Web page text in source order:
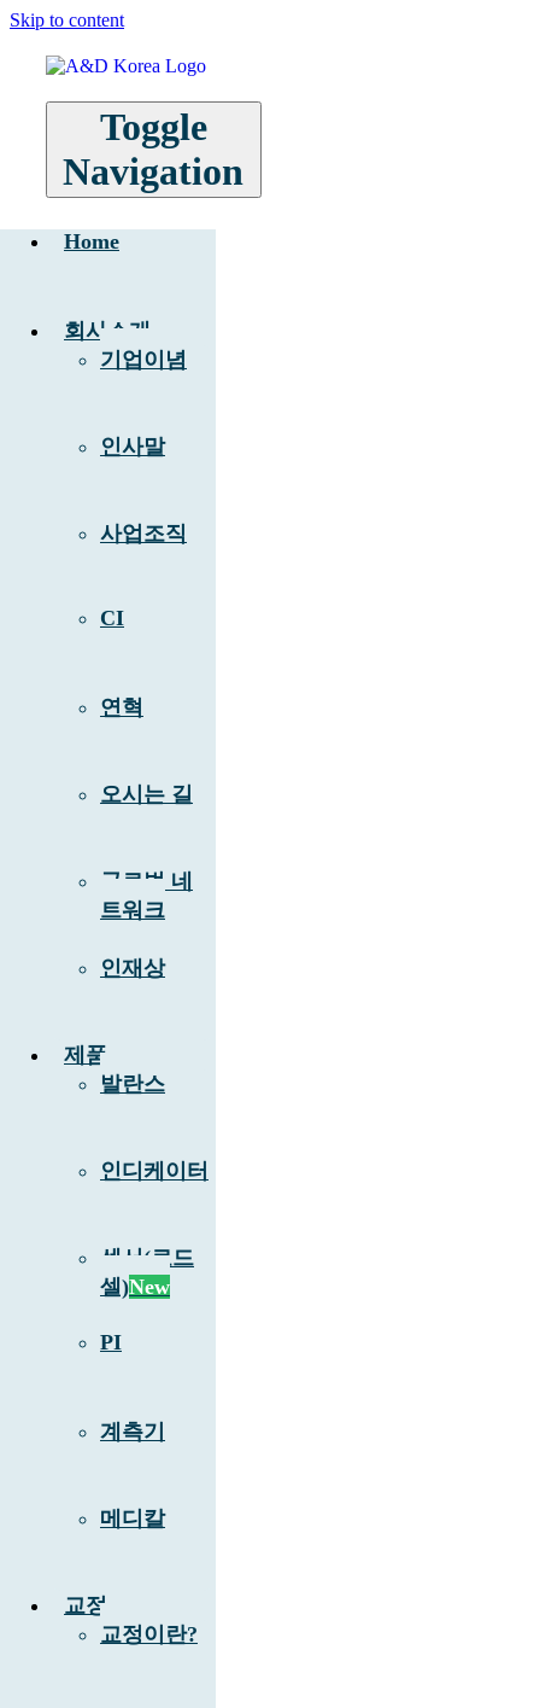
Skip to content
Toggle
Navigation
Home
회사소개
기업이념
인사말
사업조직
CI
연혁
오시는 길
글로벌 네
트워크
인재상
제품
발란스
인디케이터
센서(로드
셀)New
PI
계측기
메디칼
교정
교정이란?